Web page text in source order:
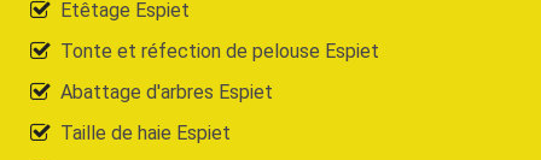
Etêtage Espiet
Tonte et réfection de pelouse Espiet
Abattage d'arbres Espiet
Taille de haie Espiet